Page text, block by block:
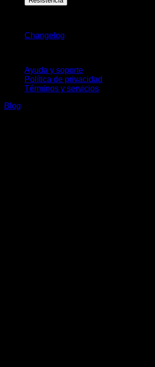
Changelog
Ayuda y soporte
Política de privacidad
Términos y servicios
Blog